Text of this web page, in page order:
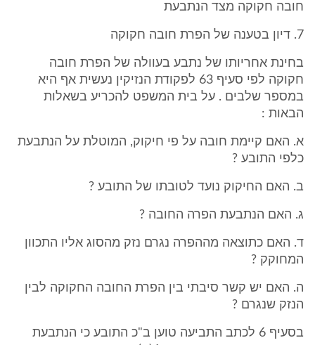
חובה חקוקה מצד הנתבעת
7. דיון בטענה של הפרת חובה חקוקה
בחינת אחריותו של נתבע בעוולה של הפרת חובה
חקוקה לפי סעיף 63 לפקודת הנזיקין נעשית אף היא
במספר שלבים . על בית המשפט להכריע בשאלות
הבאות :
א. האם קיימת חובה על פי חיקוק, המוטלת על הנתבעת
כלפי התובע ?
ב. האם החיקוק נועד לטובתו של התובע ?
ג. האם הנתבעת הפרה החובה ?
ד. האם כתוצאה מההפרה נגרם נזק מהסוג אליו התכוון
המחוקק ?
ה. האם יש קשר סיבתי בין הפרת החובה החקוקה לבין
הנזק שנגרם ?
בסעיף 6 לכתב התביעה טוען ב"כ התובע כי הנתבעת